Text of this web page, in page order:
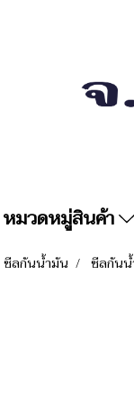
หมวดหมู่สินค้า
ซีลกันน้ำมัน ซีลกันน้